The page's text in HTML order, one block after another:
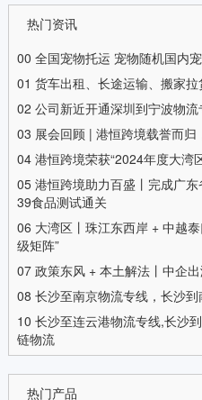
热门资讯
00 全国宠物托运 宠物随机国内
01 货车出租、长途运输、搬家
02 公司新近开通深圳到宁波物
03 展会回顾 | 港恒跨境载誉而
04 港恒跨境荣获“2024年度大湾
05 港恒跨境助力百盛丨完成广
39食品测试通关
06 大湾区丨珠江东西岸 + 中越
级矩阵”
07 政策东风 + 本土解法丨中企
08 长沙至南京物流专线，长沙
10 长沙至连云港物流专线,长沙
链物流
热门产品